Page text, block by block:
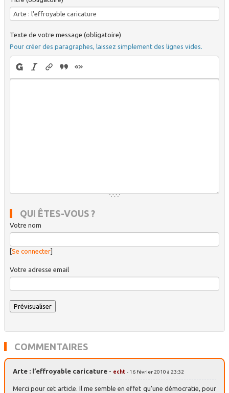
Texte de votre message (obligatoire)
Pour créer des paragraphes, laissez simplement des lignes vides.
QUI ÊTES-VOUS ?
Votre nom
Se connecter]
Votre adresse email
COMMENTAIRES
Arte : l’effroyable caricature - echt - 16 février 2010 à 23:32
Merci pour cet article. Il me semble en effet qu’une démocratie, pour